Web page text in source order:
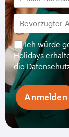
Ich würde
Holidays
die
Anmelden